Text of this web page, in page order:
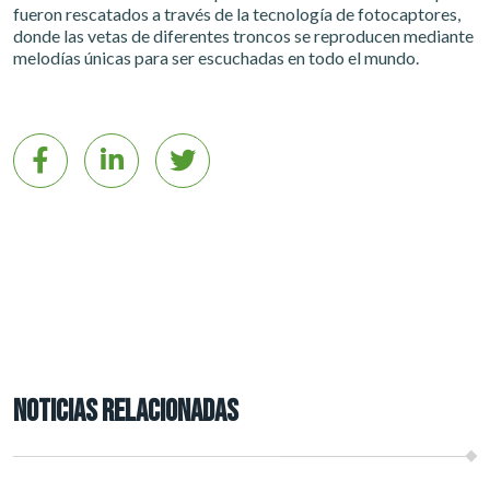
fueron rescatados a través de la tecnología de fotocaptores,
donde las vetas de diferentes troncos se reproducen mediante
melodías únicas para ser escuchadas en todo el mundo.
NOTICIAS RELACIONADAS